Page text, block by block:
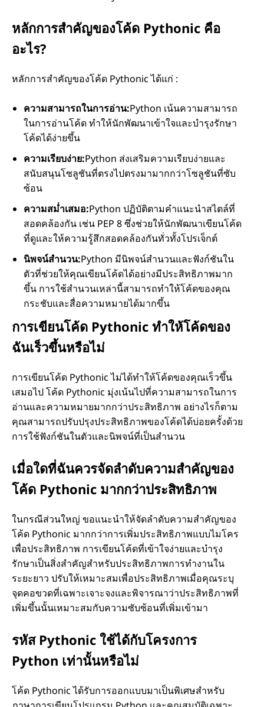
หลักการสำคัญของโค้ด Pythonic คือ
อะไร?
หลักการสำคัญของโค้ด Pythonic ได้แก่ :
ความสามารถในการอ่าน:Python เน้นความสามารถ
ในการอ่านโค้ด ทำให้นักพัฒนาเข้าใจและบำรุงรักษา
โค้ดได้ง่ายขึ้น
ความเรียบง่าย:Python ส่งเสริมความเรียบง่ายและ
สนับสนุนโซลูชันที่ตรงไปตรงมามากกว่าโซลูชันที่ซับ
ซ้อน
ความสม่ำเสมอ:Python ปฏิบัติตามคำแนะนำสไตล์ที่
สอดคล้องกัน เช่น PEP 8 ซึ่งช่วยให้นักพัฒนาเขียนโค้ด
ที่ดูและให้ความรู้สึกสอดคล้องกันทั่วทั้งโปรเจ็กต์
นิพจน์สำนวน:Python มีนิพจน์สำนวนและฟังก์ชันใน
ตัวที่ช่วยให้คุณเขียนโค้ดได้อย่างมีประสิทธิภาพมาก
ขึ้น การใช้สำนวนเหล่านี้สามารถทำให้โค้ดของคุณ
กระชับและสื่อความหมายได้มากขึ้น
การเขียนโค้ด Pythonic ทำให้โค้ดของ
ฉันเร็วขึ้นหรือไม่
การเขียนโค้ด Pythonic ไม่ได้ทำให้โค้ดของคุณเร็วขึ้น
เสมอไป โค้ด Pythonic มุ่งเน้นไปที่ความสามารถในการ
อ่านและความหมายมากกว่าประสิทธิภาพ อย่างไรก็ตาม
คุณสามารถปรับปรุงประสิทธิภาพของโค้ดได้บ่อยครั้งด้วย
การใช้ฟังก์ชันในตัวและนิพจน์ที่เป็นสำนวน
เมื่อใดที่ฉันควรจัดลำดับความสำคัญของ
โค้ด Pythonic มากกว่าประสิทธิภาพ
ในกรณีส่วนใหญ่ ขอแนะนำให้จัดลำดับความสำคัญของ
โค้ด Pythonic มากกว่าการเพิ่มประสิทธิภาพแบบไมโคร
เพื่อประสิทธิภาพ การเขียนโค้ดที่เข้าใจง่ายและบำรุง
รักษาเป็นสิ่งสำคัญสำหรับประสิทธิภาพการทำงานใน
ระยะยาว ปรับให้เหมาะสมเพื่อประสิทธิภาพเมื่อคุณระบุ
จุดคอขวดที่เฉพาะเจาะจงและพิจารณาว่าประสิทธิภาพที่
เพิ่มขึ้นนั้นเหมาะสมกับความซับซ้อนที่เพิ่มเข้ามา
รหัส Pythonic ใช้ได้กับโครงการ
Python เท่านั้นหรือไม่
โค้ด Pythonic ได้รับการออกแบบมาเป็นพิเศษสำหรับ